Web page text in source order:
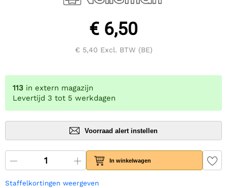
€ 6,50
€ 5,40 Excl. BTW (BE)
113 in extern magazijn
Levertijd 3 tot 5 werkdagen
Voorraad alert instellen
In winkelwagen
Staffelkortingen weergeven